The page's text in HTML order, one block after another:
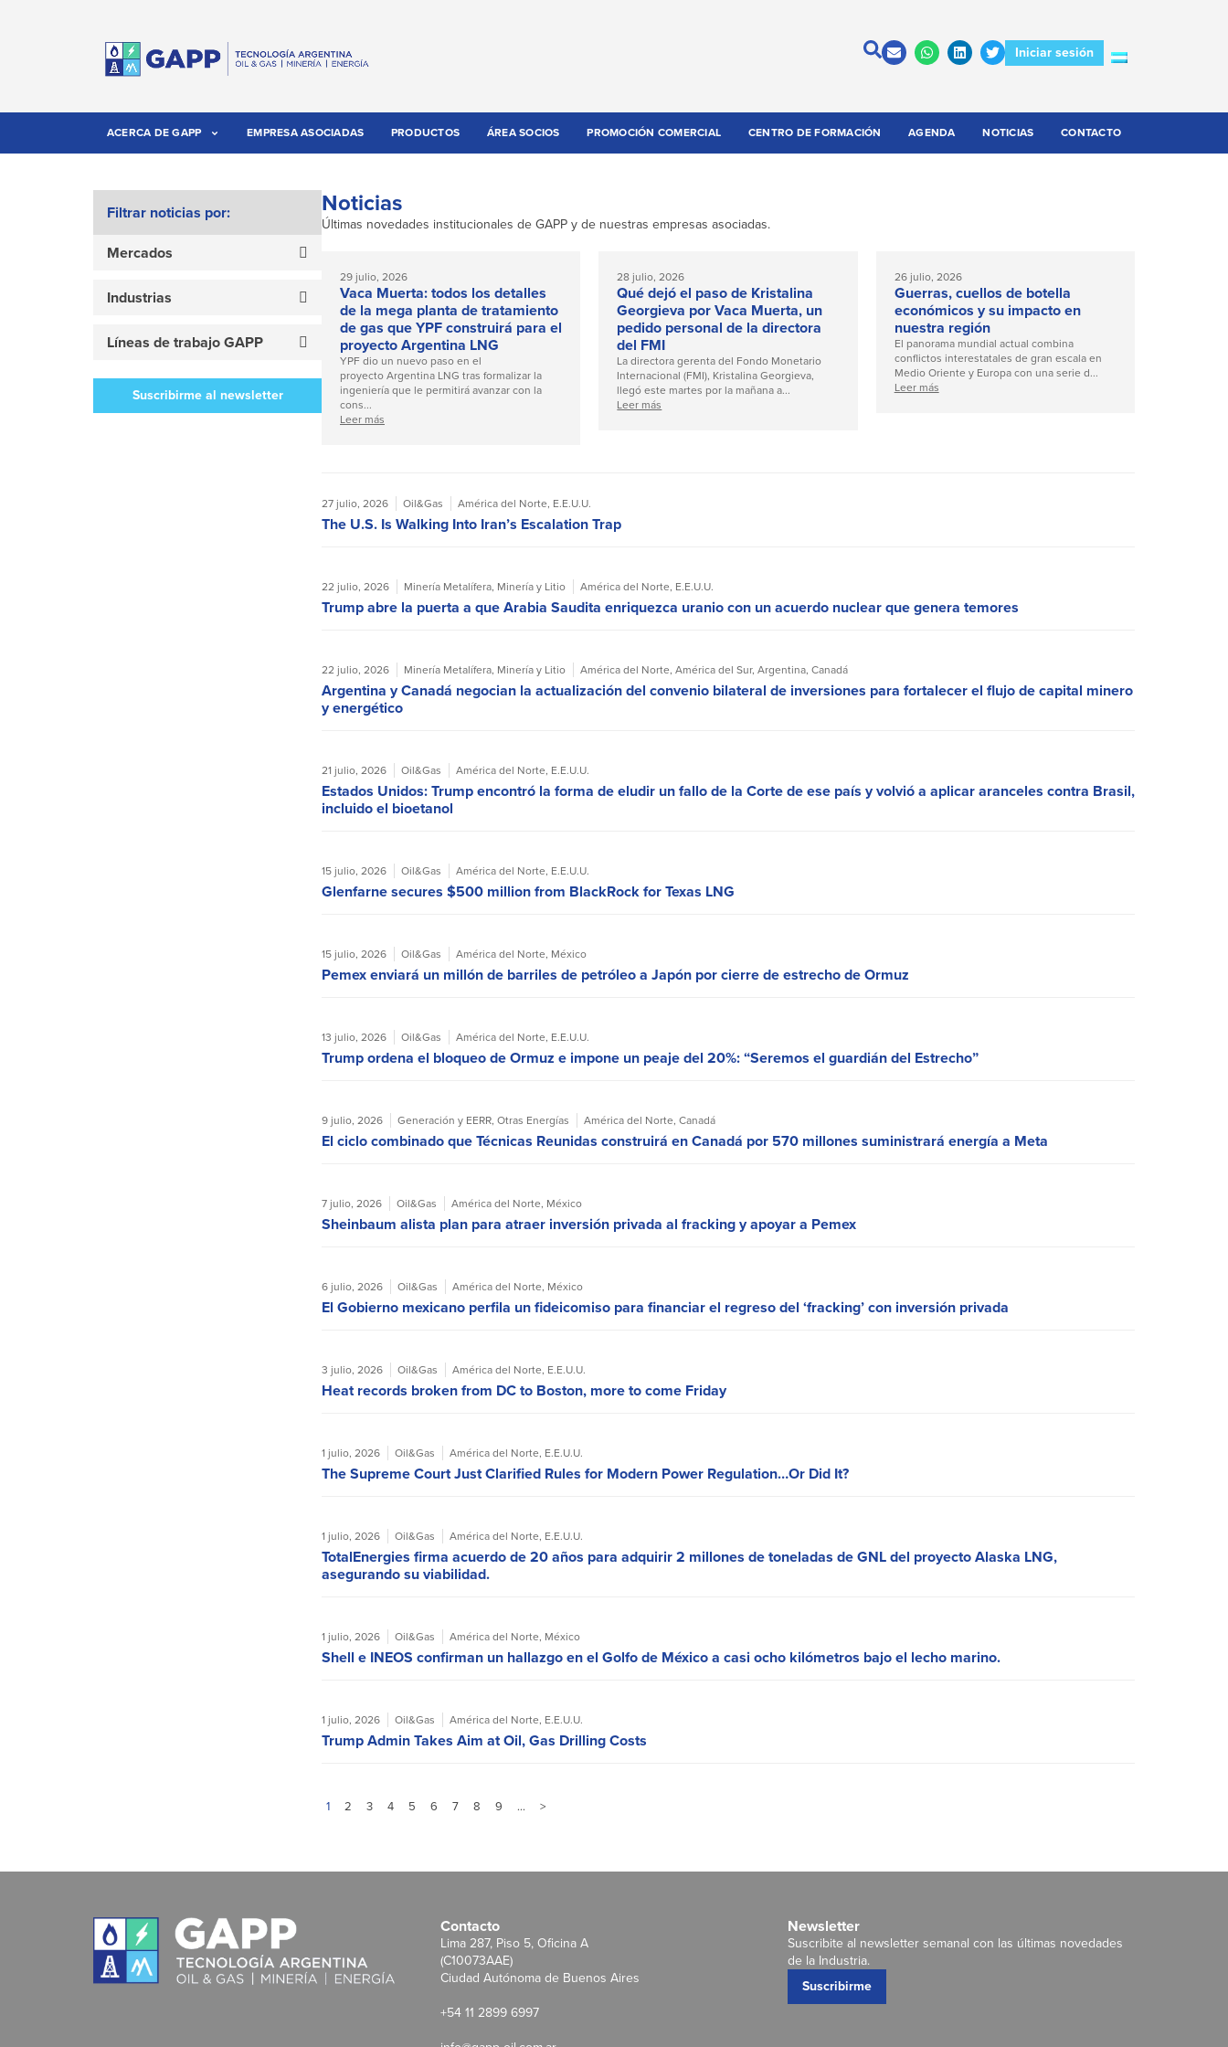
Iniciar sesión
ACERCA DE GAPP EMPRESA ASOCIADAS PRODUCTOS ÁREA SOCIOS PROMOCIÓN COMERCIAL CENTRO DE FORMACIÓN AGENDA NOTICIAS CONTACTO
Filtrar noticias por:
Mercados
Industrias
Líneas de trabajo GAPP
Suscribirme al newsletter
27 julio, 2026 Oil&Gas América del Norte, E.E.U.U.
The U.S. Is Walking Into Iran’s Escalation Trap
22 julio, 2026 Minería Metalífera, Minería y Litio América del Norte, E.E.U.U.
Trump abre la puerta a que Arabia Saudita enriquezca uranio con un acuerdo nuclear que genera temores
22 julio, 2026 Minería Metalífera, Minería y Litio América del Norte, América del Sur, Argentina, Canadá
Argentina y Canadá negocian la actualización del convenio bilateral de inversiones para fortalecer el flujo de capital minero
y energético
21 julio, 2026 Oil&Gas América del Norte, E.E.U.U.
Estados Unidos: Trump encontró la forma de eludir un fallo de la Corte de ese país y volvió a aplicar aranceles contra Brasil,
incluido el bioetanol
15 julio, 2026 Oil&Gas América del Norte, E.E.U.U.
Glenfarne secures $500 million from BlackRock for Texas LNG
15 julio, 2026 Oil&Gas América del Norte, México
Pemex enviará un millón de barriles de petróleo a Japón por cierre de estrecho de Ormuz
13 julio, 2026 Oil&Gas América del Norte, E.E.U.U.
Trump ordena el bloqueo de Ormuz e impone un peaje del 20%: “Seremos el guardián del Estrecho”
9 julio, 2026 Generación y EERR, Otras Energías América del Norte, Canadá
El ciclo combinado que Técnicas Reunidas construirá en Canadá por 570 millones suministrará energía a Meta
7 julio, 2026 Oil&Gas América del Norte, México
Sheinbaum alista plan para atraer inversión privada al fracking y apoyar a Pemex
6 julio, 2026 Oil&Gas América del Norte, México
El Gobierno mexicano perfila un fideicomiso para financiar el regreso del ‘fracking’ con inversión privada
3 julio, 2026 Oil&Gas América del Norte, E.E.U.U.
Heat records broken from DC to Boston, more to come Friday
1 julio, 2026 Oil&Gas América del Norte, E.E.U.U.
The Supreme Court Just Clarified Rules for Modern Power Regulation…Or Did It?
1 julio, 2026 Oil&Gas América del Norte, E.E.U.U.
TotalEnergies firma acuerdo de 20 años para adquirir 2 millones de toneladas de GNL del proyecto Alaska LNG,
asegurando su viabilidad.
1 julio, 2026 Oil&Gas América del Norte, México
Shell e INEOS confirman un hallazgo en el Golfo de México a casi ocho kilómetros bajo el lecho marino.
1 julio, 2026 Oil&Gas América del Norte, E.E.U.U.
Trump Admin Takes Aim at Oil, Gas Drilling Costs
Noticias
Últimas novedades institucionales de GAPP y de nuestras empresas asociadas.
1 2 3 4 5 6 7 8 9 … >
29 julio, 2026
Vaca Muerta: todos los detalles
de la mega planta de tratamiento
de gas que YPF construirá para el
proyecto Argentina LNG
YPF dio un nuevo paso en el
proyecto Argentina LNG tras formalizar la
ingeniería que le permitirá avanzar con la
cons...
Leer más
28 julio, 2026
Qué dejó el paso de Kristalina
Georgieva por Vaca Muerta, un
pedido personal de la directora
del FMI
La directora gerenta del Fondo Monetario
Internacional (FMI), Kristalina Georgieva,
llegó este martes por la mañana a...
Leer más
26 julio, 2026
Guerras, cuellos de botella
económicos y su impacto en
nuestra región
El panorama mundial actual combina
conflictos interestatales de gran escala en
Medio Oriente y Europa con una serie d...
Leer más
Contacto
Lima 287, Piso 5, Oficina A
(C10073AAE)
Ciudad Autónoma de Buenos Aires
+54 11 2899 6997
Newsletter
Suscribite al newsletter semanal con las últimas novedades
de la Industria.
Suscribirme